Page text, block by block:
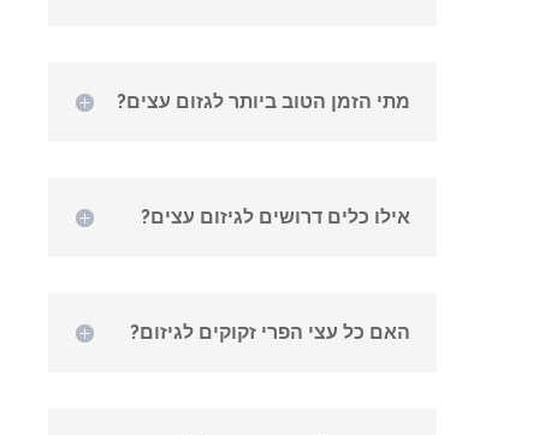
מתי הזמן הטוב ביותר לגזום עצים?
אילו כלים דרושים לגיזום עצים?
האם כל עצי הפרי זקוקים לגיזום?